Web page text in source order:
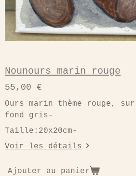
Nounours marin rouge
55,00 €
Ours marin thème rouge,
fond gris-
Taille:20x20cm-
Voir les détails
Ajouter au panier